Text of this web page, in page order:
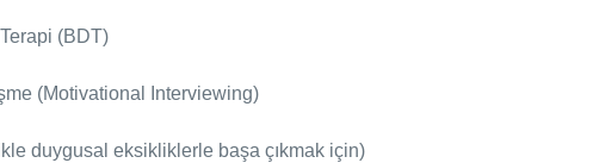
(BDT)
(Motivational Interviewing)
duygusal eksikliklerle başa çıkmak için)